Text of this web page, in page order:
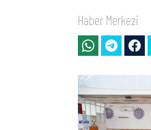
Haber Merkezi